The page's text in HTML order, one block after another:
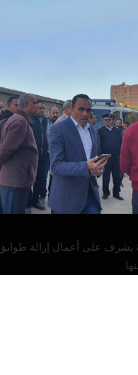
يشرف على أعمال إزالة طوابق